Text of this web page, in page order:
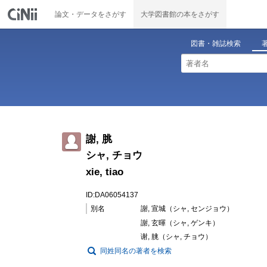
論文・データをさがす 大学図書館の本をさがす
図書・雑誌検索
謝, 脁
シャ, チョウ
xie, tiao
ID:DA06054137
別名
謝, 宣城（シャ, センジョウ）
謝, 玄暉（シャ, ゲンキ）
谢, 朓（シャ, チョウ）
同姓同名の著者を検索